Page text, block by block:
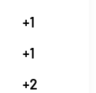
+1
+1
+2